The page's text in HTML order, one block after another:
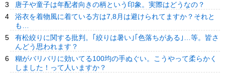
唐子や童子は年配者向きの柄という印象。実際はどうなの？
浴衣を着物風に着ている方は7,8月は避けられてますか？それと
も…
有松絞りに関する批判。｢絞りは暑い｣｢色落ちがある｣…等。皆さ
んどう思われます？
糊がバリバリに効いてる100均の手ぬぐい。こうやって柔らかく
しました！って人いますか？